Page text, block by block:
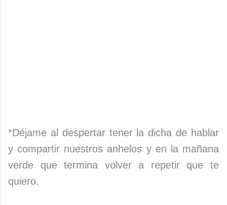
*Déjame al despertar tener la dicha de hablar
y compartir nuestros anhelos y en la mañana
verde que termina volver a repetir que te
quiero.